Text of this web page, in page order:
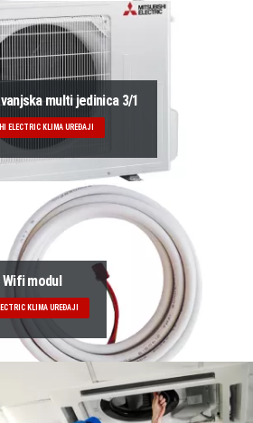
multi jedinica 3/1
ELECTRIC KLIMA UREĐAJI
Wifi modul
KLIMA UREĐAJI